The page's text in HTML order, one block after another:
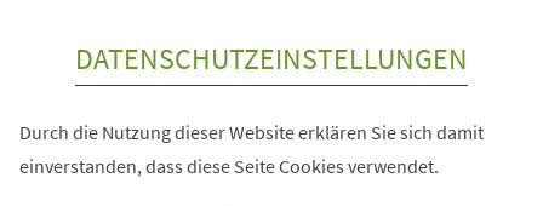
DATENSCHUTZEINSTELLUNGEN
Durch die Nutzung dieser Website erklären Sie sich damit
einverstanden, dass diese Seite Cookies verwendet.